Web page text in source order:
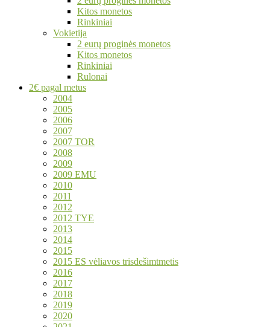
Kitos monetos
Rinkiniai
Vokietija
2 eurų proginės monetos
Kitos monetos
Rinkiniai
Rulonai
2€ pagal metus
2004
2005
2006
2007
2007 TOR
2008
2009
2009 EMU
2010
2011
2012
2012 TYE
2013
2014
2015
2015 ES vėliavos trisdešimtmetis
2016
2017
2018
2019
2020